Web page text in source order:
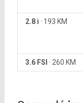
2.8 i · 193 KM
3.6 FSI · 260 KM